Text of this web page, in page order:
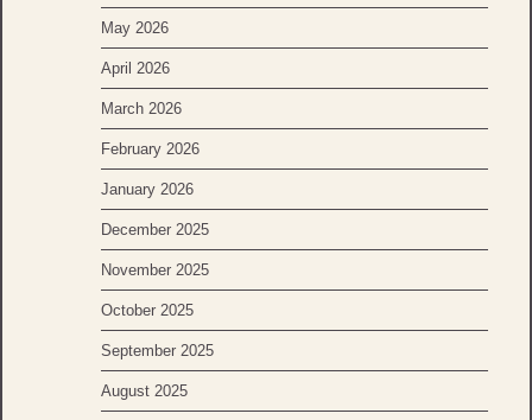
May 2026
April 2026
March 2026
February 2026
January 2026
December 2025
November 2025
October 2025
September 2025
August 2025